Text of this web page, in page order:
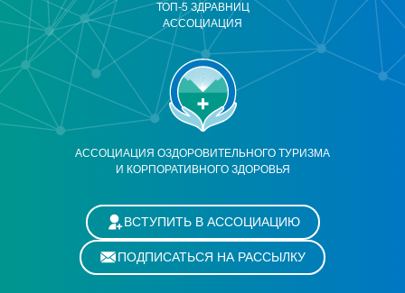
АССОЦИАЦИЯ ОЗДОРОВИТЕЛЬНОГО ТУРИЗМА
И КОРПОРАТИВНОГО ЗДОРОВЬЯ
ТОП-5 ЗДРАВНИЦ
АССОЦИАЦИЯ
ВСТУПИТЬ В АССОЦИАЦИЮ
ПОДПИСАТЬСЯ НА РАССЫЛКУ